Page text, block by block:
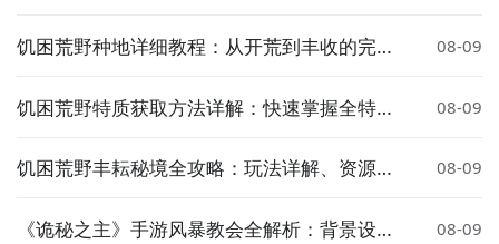
饥困荒野种地详细教程：从开荒到丰收的完整
08-09
饥困荒野特质获取方法详解：快速掌握全特质
08-09
饥困荒野丰耘秘境全攻略：玩法详解、资源分
08-09
《诡秘之主》手游风暴教会全解析：背景设
08-09